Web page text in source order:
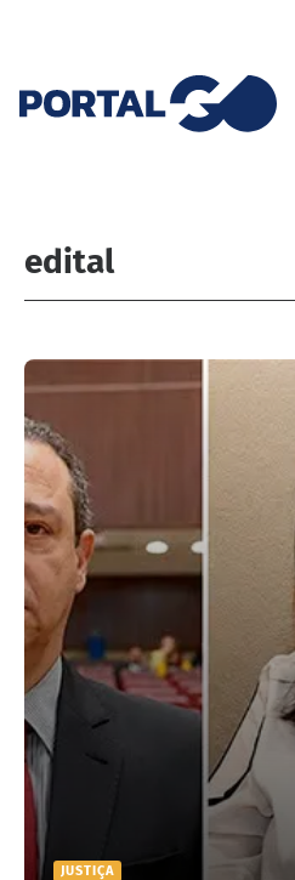
edital
JUSTIÇA